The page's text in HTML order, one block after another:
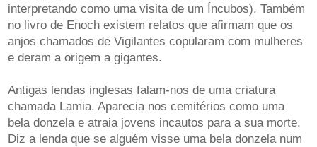
interpretando como uma visita de um Íncubos). Também
no livro de Enoch existem relatos que afirmam que os
anjos chamados de Vigilantes copularam com mulheres
e deram a origem a gigantes.
Antigas lendas inglesas falam-nos de uma criatura
chamada Lamia. Aparecia nos cemitérios como uma
bela donzela e atraia jovens incautos para a sua morte.
Diz a lenda que se alguém visse uma bela donzela num